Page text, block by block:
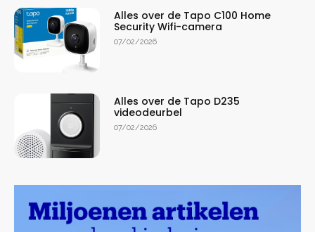
Alles over de Tapo C100 Home
Security Wifi-camera
07/02/2026
Alles over de Tapo D235
videodeurbel
07/02/2026